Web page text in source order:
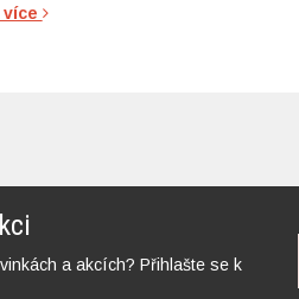
a akcích? Přihlašte se k